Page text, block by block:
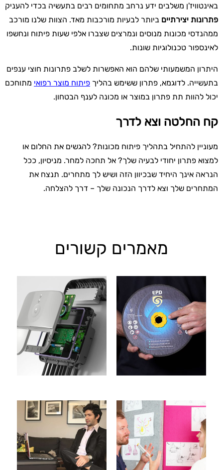
באינטוויז'ן משלבים ידע נרחב מתחומים רבים בתעשיה בכדי להעניק
פתרונות יצירתיים ביותר לבעיות מורכבות מאד. הצוות שלנו מורכב
ממהנדסי מכונות מנוסים ונמרצים שצברו אלפי שעות פיתוח ונחשפו
לאינספור טכנולוגיות שונות.
היתרון המשמעותי שלהם הוא האפשרות לשלב פתרונות חוצי ענפים
בתעשייה. לדוגמא, פתרון ששימש בהליך פיתוח מוצר רפואי מתוחכם
יכול להוות תת פתרון במוצר או מכונה לענף הבטחון.
קח החלטה וצא לדרך
מעוניין להתחיל בתהליך פיתוח מכונות? להגשים את החלום או
למצוא פתרון יחודי לבעיה שלך? אל תחכה למחר. מניסיון, ככל
הנראה אינך היחיד שבכיוון הזה ושיש לך מתחרים. תנצח את
המתחרים שלך וצא לדרך הנכונה שלך – דרך להצלחה.
מאמרים קשורים